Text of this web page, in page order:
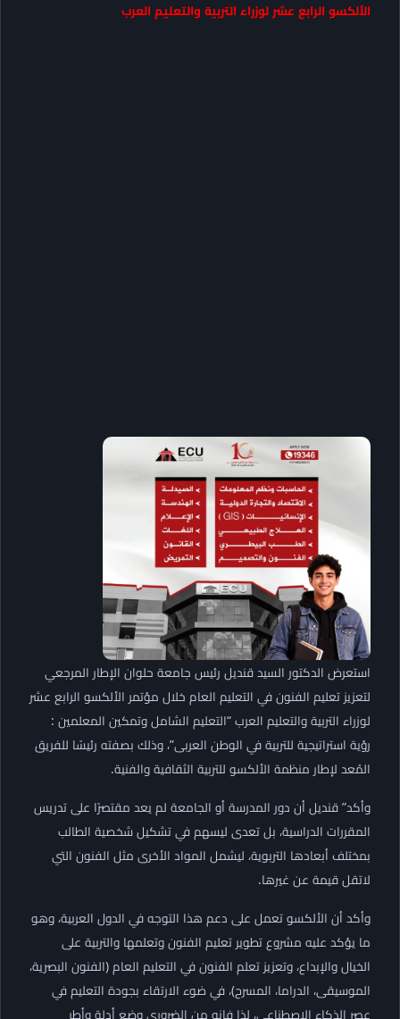
الألكسو الرابع عشر لوزراء التربية والتعليم العرب
استعرض الدكتور السيد قنديل رئيس جامعة حلوان الإطار المرجعي
لتعزيز تعليم الفنون في التعليم العام خلال مؤتمر الألكسو الرابع عشر
لوزراء التربية والتعليم العرب “التعليم الشامل وتمكين المعلمين :
رؤية استراتيجية للتربية في الوطن العربى”، وذلك بصفته رئيسًا للفريق
المُعد لإطار منظمة الألكسو للتربية الثقافية والفنية.
وأكد” قنديل أن دور المدرسة أو الجامعة لم يعد مقتصرًا على تدريس
المقررات الدراسية، بل تعدى ليسهم في تشكيل شخصية الطالب
بمختلف أبعادها التربوية، ليشمل المواد الأخرى مثل الفنون التي
لاتقل قيمة عن غيرها.
وأكد أن الألكسو تعمل على دعم هذا التوجه في الدول العربية، وهو
ما يؤكد عليه مشروع تطوير تعليم الفنون وتعلمها والتربية على
الخيال والإبداع، وتعزيز تعلم الفنون في التعليم العام (الفنون البصرية،
الموسيقى، الدراما، المسرح)، في ضوء الارتقاء بجودة التعليم في
عصر الذكاء الاصطناعي، لذا فإنه من الضروري وضع أدلة وأطر